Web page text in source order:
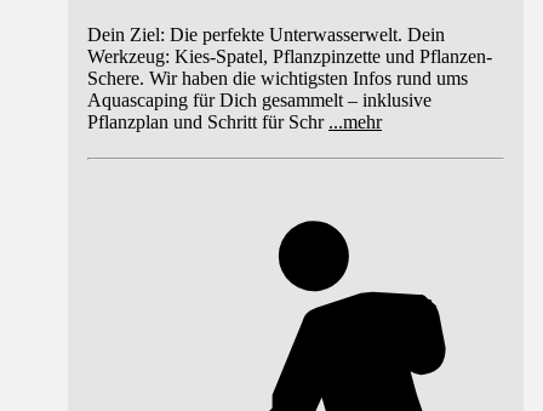
Dein Ziel: Die perfekte Unterwasserwelt. Dein
Werkzeug: Kies-Spatel, Pflanzpinzette und Pflanzen-
Schere. Wir haben die wichtigsten Infos rund ums
Aquascaping für Dich gesammelt – inklusive
Pflanzplan und Schritt für Schr ...mehr